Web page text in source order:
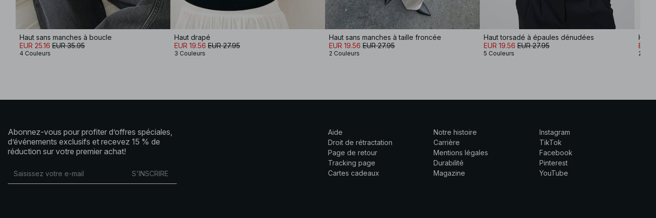
Haut sans manches à boucle
EUR 25.16 EUR 35.95
4 Couleurs
Haut drapé
EUR 19.56 EUR 27.95
3 Couleurs
Haut sans manches à taille froncée
EUR 19.56 EUR 27.95
2 Couleurs
Haut torsadé à épaules dénudées
EUR 19.56 EUR 27.95
5 Couleurs
Haut
EUR
2
Abonnez-vous pour profiter d’offres spéciales,
d’événements exclusifs et recevez 15 % de
réduction sur votre premier achat!
S'INSCRIRE
Aide
Droit de rétractation
Page de retour
Tracking page
Cartes cadeaux
Notre histoire
Carrière
Mentions légales
Durabilité
Magazine
Instagram
TikTok
Facebook
Pinterest
YouTube